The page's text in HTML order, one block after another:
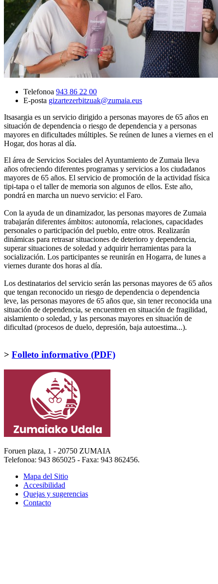
Telefonoa 943 86 22 00
E-posta gizartezerbitzuak@zumaia.eus
Itsasargia es un servicio dirigido a personas mayores de 65 años en
situación de dependencia o riesgo de dependencia y a personas
mayores en dificultades múltiples. Se reúnen de lunes a viernes en el
Hogar, dos horas al día.
El área de Servicios Sociales del Ayuntamiento de Zumaia lleva
años ofreciendo diferentes programas y servicios a los ciudadanos
mayores de 65 años. El servicio de promoción de la actividad física
tipi-tapa o el taller de memoria son algunos de ellos. Este año,
pondrá en marcha un nuevo servicio: el Faro.
Con la ayuda de un dinamizador, las personas mayores de Zumaia
trabajarán diferentes ámbitos: autonomía, relaciones, capacidades
personales o participación del pueblo, entre otros. Realizarán
dinámicas para retrasar situaciones de deterioro y dependencia,
superar situaciones de soledad y adquirir herramientas para la
socialización. Los participantes se reunirán en Hogarra, de lunes a
viernes durante dos horas al día.
Los destinatarios del servicio serán las personas mayores de 65 años
que tengan reconocido un riesgo de dependencia o dependencia
leve, las personas mayores de 65 años que, sin tener reconocida una
situación de dependencia, se encuentren en situación de fragilidad,
aislamiento o soledad, y las personas mayores en situación de
dificultad (procesos de duelo, depresión, baja autoestima...).
> Folleto informativo (PDF)
Foruen plaza, 1 - 20750 ZUMAIA
Telefonoa: 943 865025 - Faxa: 943 862456.
Mapa del Sitio
Accesibilidad
Quejas y sugerencias
Contacto